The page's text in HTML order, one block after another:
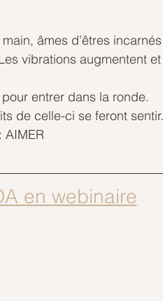
âmes d’êtres incarnés
vibrations augmentent et
entrer dans la ronde.
de celle-ci se feront sentir.
célestes - réunion 	TDA en webinaire